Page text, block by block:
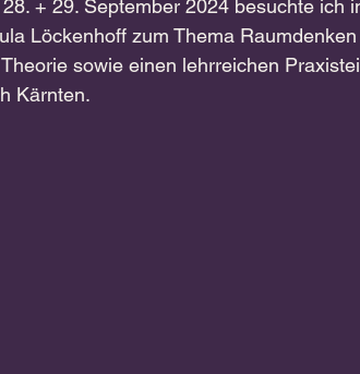
+ 29. September 2024 besuchte ich
Löckenhoff zum Thema
sowie einen lehrreichen
Kärnten.